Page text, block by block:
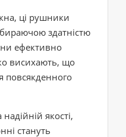
ці рушники
здатністю
ефективно
висихають, що
повсякденного
якості,
стануть